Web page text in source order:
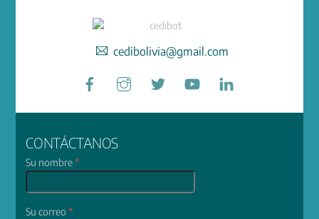
cedibolivia@gmail.com
Facebook
CONTÁCTANOS
Su nombre*
Su correo*